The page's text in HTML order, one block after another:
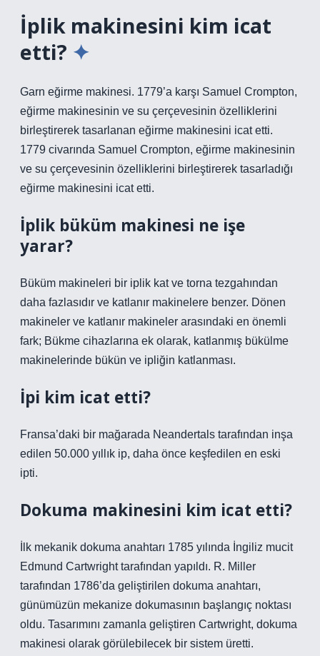
İplik makinesini kim icat
etti?
Garn eğirme makinesi. 1779’a karşı Samuel Crompton,
eğirme makinesinin ve su çerçevesinin özelliklerini
birleştirerek tasarlanan eğirme makinesini icat etti.
1779 civarında Samuel Crompton, eğirme makinesinin
ve su çerçevesinin özelliklerini birleştirerek tasarladığı
eğirme makinesini icat etti.
İplik büküm makinesi ne işe
yarar?
Büküm makineleri bir iplik kat ve torna tezgahından
daha fazlasıdır ve katlanır makinelere benzer. Dönen
makineler ve katlanır makineler arasındaki en önemli
fark; Bükme cihazlarına ek olarak, katlanmış bükülme
makinelerinde bükün ve ipliğin katlanması.
İpi kim icat etti?
Fransa’daki bir mağarada Neandertals tarafından inşa
edilen 50.000 yıllık ip, daha önce keşfedilen en eski
ipti.
Dokuma makinesini kim icat etti?
İlk mekanik dokuma anahtarı 1785 yılında İngiliz mucit
Edmund Cartwright tarafından yapıldı. R. Miller
tarafından 1786’da geliştirilen dokuma anahtarı,
günümüzün mekanize dokumasının başlangıç ​​noktası
oldu. Tasarımını zamanla geliştiren Cartwright, dokuma
makinesi olarak görülebilecek bir sistem üretti.